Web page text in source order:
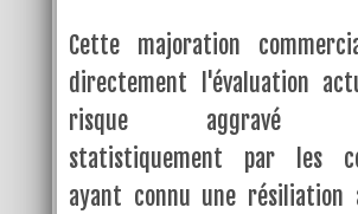
Cette majoration
directement l'évaluation
risque aggravé
statistiquement par les
ayant connu une résiliation